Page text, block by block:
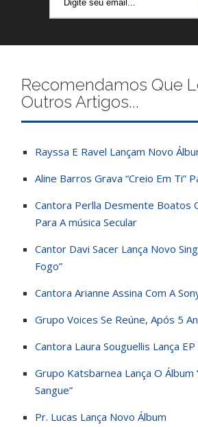
Recomendamos Que
Outros Artigos...
Rayssa E Ravel Lançam Novo
Aline Barros Grava “Creio Em Ti”
Cantora Perlla Desmente Boatos
Para A música Secular
Cantor Davi Sacer Lança Novo
Fogo”
Cantora Arianne Assina Com A
Grupo Voices Se Reúne, Após 5
Cantora Laura Souguellis Lança
Grupo Katsbarnea Lança O Álbum
Sangue”
Pr. Lucas Lança Novo Álbum